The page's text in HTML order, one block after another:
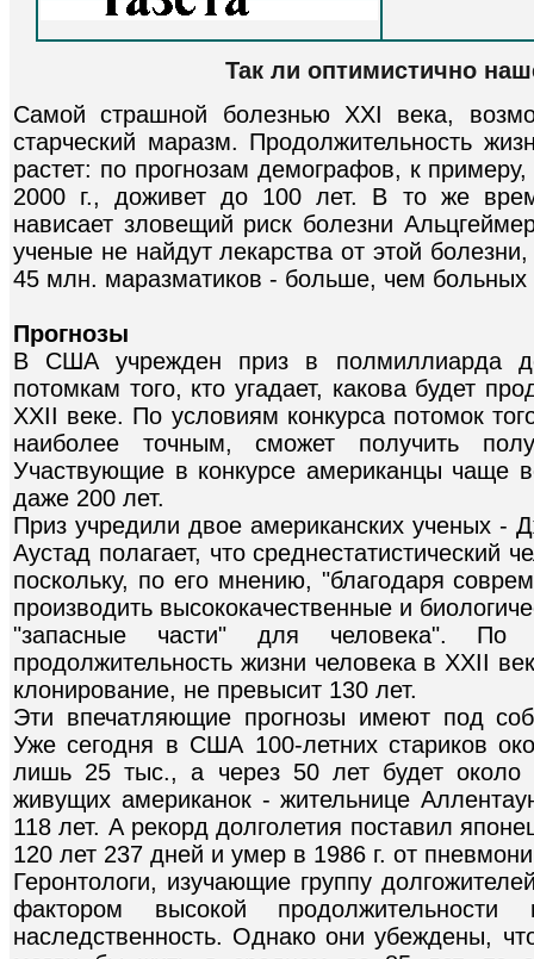
Так ли оптимистично
Самой страшной болезнью XXI века,
старческий маразм. Продолжительность
растет: по прогнозам демографов, к
2000 г., доживет до 100 лет. В то же
нависает зловещий риск болезни
ученые не найдут лекарства от этой
45 млн. маразматиков - больше, чем больных
Прогнозы
В США учрежден приз в полмиллиарда
потомкам того, кто угадает, какова будет
XXII веке. По условиям конкурса потомок
наиболее точным, сможет получить
Участвующие в конкурсе американцы чаще
даже 200 лет.
Приз учредили двое американских ученых -
Аустад полагает, что среднестатистический
поскольку, по его мнению, "благодаря
производить высококачественные и
"запасные части" для человека". По
продолжительность жизни человека в XXII
клонирование, не превысит 130 лет.
Эти впечатляющие прогнозы имеют под
Уже сегодня в США 100-летних стариков
лишь 25 тыс., а через 50 лет будет
живущих американок - жительнице
118 лет. А рекорд долголетия поставил
120 лет 237 дней и умер в 1986 г. от
Геронтологи, изучающие группу
фактором высокой
наследственность. Однако они убеждены,